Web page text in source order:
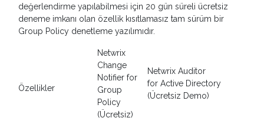
değerlendirme yapılabilmesi için 20 gün süreli ücretsiz
deneme imkanı olan özellik kısıtlamasız tam sürüm bir
Group Policy denetleme yazılımıdır.
Özellikler
Netwrix
Change
Notifier for
Group
Policy
(Ücretsiz)
Netwrix Auditor
for Active Directory
(Ücretsiz Demo)